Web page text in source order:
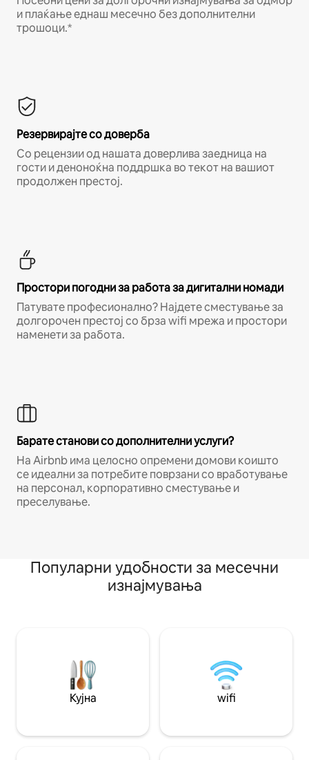
и плаќање еднаш месечно без дополнителни
трошоци.*
Резервирајте со доверба
Со рецензии од нашата доверлива заедница на
гости и деноноќна поддршка во текот на вашиот
продолжен престој.
Простори погодни за работа за дигитални номади
Патувате професионално? Најдете сместување за
долгорочен престој со брза wifi мрежа и простори
наменети за работа.
Барате станови со дополнителни услуги?
На Airbnb има целосно опремени домови коишто
се идеални за потребите поврзани со вработување
на персонал, корпоративно сместување и
преселување.
Популарни удобности за месечни
изнајмувања
Кујна wifi